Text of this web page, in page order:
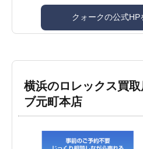
クォークの公式HP
横浜のロレックス買
ブ元町本店